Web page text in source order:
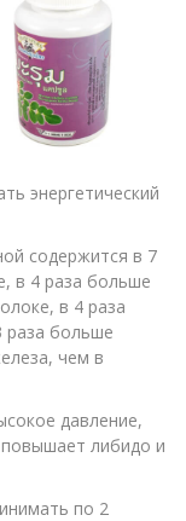
энергетический
содержится в 7
в 4 раза больше
в 4 раза
раза больше
чем в
давление,
либидо и
по 2